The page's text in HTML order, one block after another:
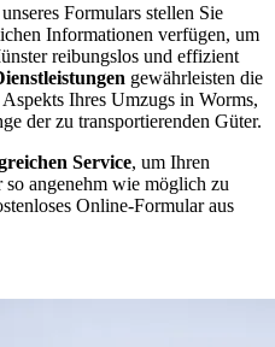
Formulars stellen Sie
Informationen verfügen, um
reibungslos und effizient
gewährleisten die
Ihres Umzugs in Worms,
der zu transportierenden Güter.
Service, um Ihren
angenehm wie möglich zu
Online-Formular aus